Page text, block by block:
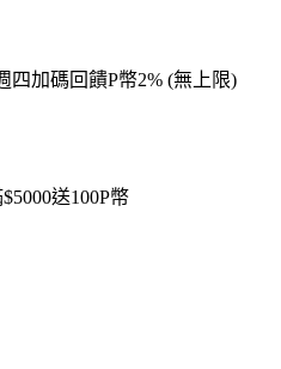
四加碼回饋P幣2% (無上限)
送100P幣